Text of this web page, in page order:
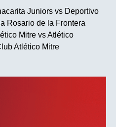
Juniors vs Deportivo
Rosario de la Frontera
Mitre vs Atlético
Atlético Mitre